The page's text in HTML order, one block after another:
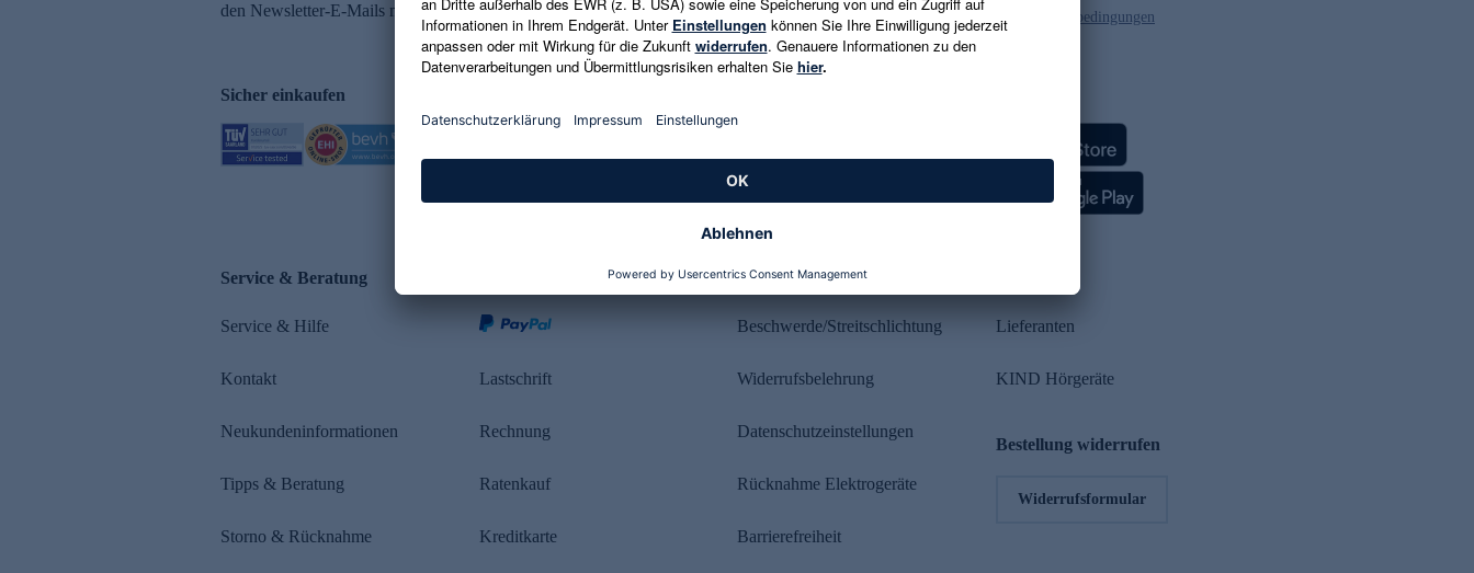
den Newsletter-E-Mails möglich.
Es gelten die Datenschutzrichtlinien und die Gutscheinbedingungen
Sicher einkaufen
Service & Beratung
Service & Hilfe
Kontakt
Neukundeninformationen
Tipps & Beratung
Storno & Rücknahme
Lastschrift
Rechnung
Ratenkauf
Kreditkarte
Rechtliches
Beschwerde/Streitschlichtung
Widerrufsbelehrung
Datenschutzeinstellungen
Rücknahme Elektrogeräte
Barrierefreiheit
Lieferanten
KIND Hörgeräte
Bestellung widerrufen
Widerrufsformular